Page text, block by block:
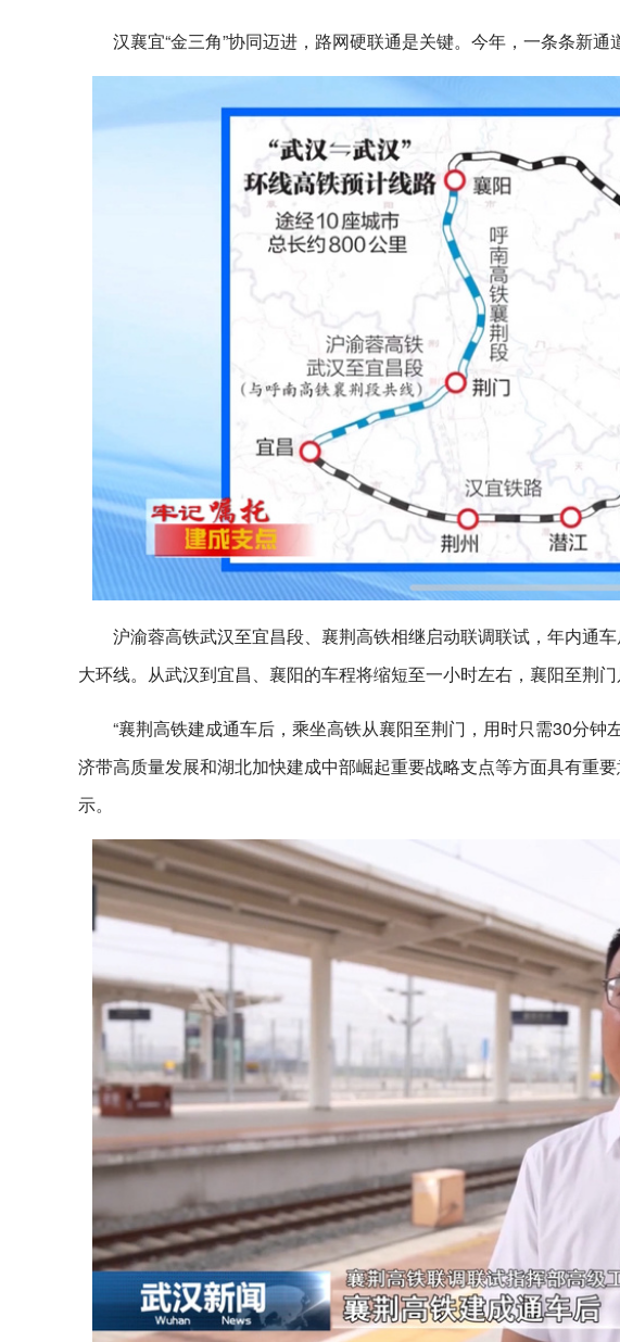
汉襄宜“金三角”协同迈进，路网硬联通是关键。今年，一条条新通
沪渝蓉高铁武汉至宜昌段、襄荆高铁相继启动联调联试，年内通
大环线。从武汉到宜昌、襄阳的车程将缩短至一小时左右，襄阳至荆门
“襄荆高铁建成通车后，乘坐高铁从襄阳至荆门，用时只需30分
济带高质量发展和湖北加快建成中部崛起重要战略支点等方面具有重
示。